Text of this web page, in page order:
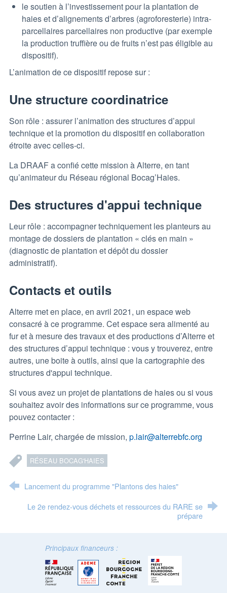
le soutien à l’investissement pour la plantation de
haies et d’alignements d’arbres (agroforesterie) intra-
parcellaires parcellaires non productive (par exemple
la production truffière ou de fruits n’est pas éligible au
dispositif).
L’animation de ce dispositif repose sur :
Une structure coordinatrice
Son rôle : assurer l’animation des structures d’appui
technique et la promotion du dispositif en collaboration
étroite avec celles-ci.
La DRAAF a confié cette mission à Alterre, en tant
qu’animateur du Réseau régional Bocag’Haies.
Des structures d'appui technique
Leur rôle : accompagner techniquement les planteurs au
montage de dossiers de plantation « clés en main »
(diagnostic de plantation et dépôt du dossier
administratif).
Contacts et outils
Alterre met en place, en avril 2021, un espace web
consacré à ce programme. Cet espace sera alimenté au
fur et à mesure des travaux et des productions d’Alterre et
des structures d’appui technique : vous y trouverez, entre
autres, une boite à outils, ainsi que la cartographie des
structures d'appui technique.
Si vous avez un projet de plantations de haies ou si vous
souhaitez avoir des informations sur ce programme, vous
pouvez contacter :
Perrine Lair, chargée de mission, p.lair@alterrebfc.org
RÉSEAU BOCAG'HAIES
Lancement du programme "Plantons des haies"
Le 2e rendez-vous déchets et ressources du RARE se
prépare
Principaux financeurs :